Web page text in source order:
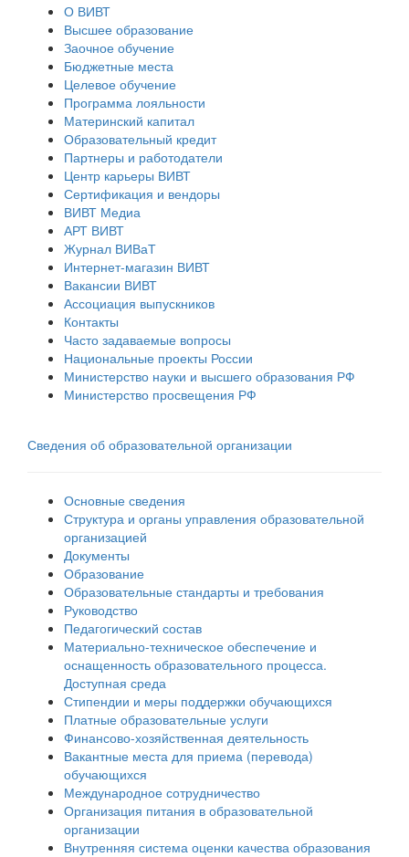
О ВИВТ
Высшее образование
Заочное обучение
Бюджетные места
Целевое обучение
Программа лояльности
Материнский капитал
Образовательный кредит
Партнеры и работодатели
Центр карьеры ВИВТ
Сертификация и вендоры
ВИВТ Медиа
АРТ ВИВТ
Журнал ВИВаТ
Интернет-магазин ВИВТ
Вакансии ВИВТ
Ассоциация выпускников
Контакты
Часто задаваемые вопросы
Национальные проекты России
Министерство науки и высшего образования РФ
Министерство просвещения РФ
Сведения об образовательной организации
Основные сведения
Структура и органы управления образовательной
организацией
Документы
Образование
Образовательные стандарты и требования
Руководство
Педагогический состав
Материально-техническое обеспечение и
оснащенность образовательного процесса.
Доступная среда
Стипендии и меры поддержки обучающихся
Платные образовательные услуги
Финансово-хозяйственная деятельность
Вакантные места для приема (перевода)
обучающихся
Международное сотрудничество
Организация питания в образовательной
организации
Внутренняя система оценки качества образования